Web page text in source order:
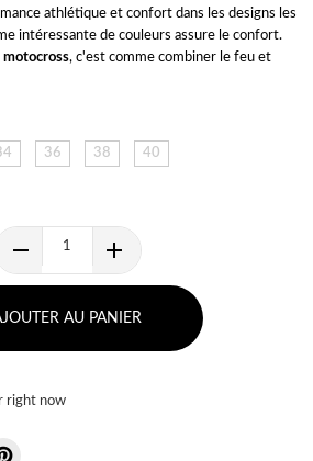
athlétique et confort dans les designs les
intéressante de couleurs assure le confort.
motocross, c'est comme combiner le feu et
36 38 40
AU PANIER
now